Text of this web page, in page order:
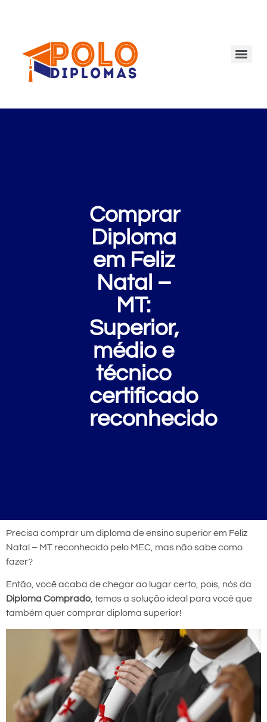
Comprar
Diploma
em Feliz
Natal –
MT:
Superior,
médio e
técnico
certificado
reconhecido
Precisa comprar um diploma de ensino superior em Feliz
Natal – MT reconhecido pelo MEC, mas não sabe como
fazer?
Então, você acaba de chegar ao lugar certo, pois, nós da
Diploma Comprado, temos a solução ideal para você que
também quer comprar diploma superior!